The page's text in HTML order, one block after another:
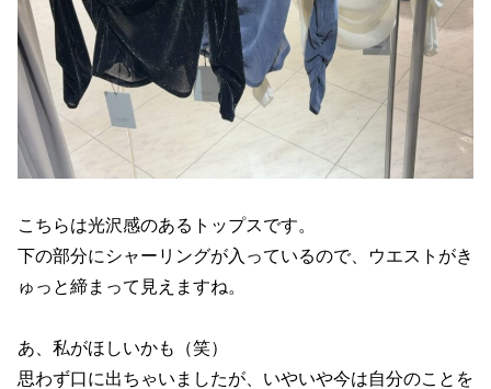
こちらは光沢感のあるトップスです。
下の部分にシャーリングが入っているので、ウエストがき
ゅっと締まって見えますね。
あ、私がほしいかも（笑）
思わず口に出ちゃいましたが、いやいや今は自分のことを